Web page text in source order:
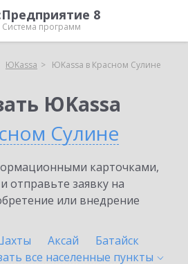
8
Система программ
ЮKassa ЮKassa в Красном Сулине
ЮKassa
Сулине
карточками,
отправьте заявку на
или внедрение
Аксай
Батайск
все населенные пункты